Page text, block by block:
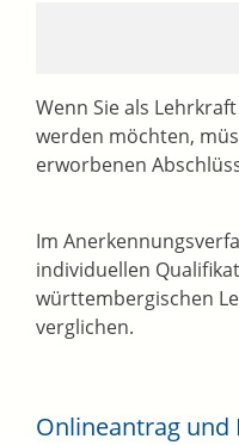
Wenn Sie als
werden möchten,
erworbenen
Im
individuellen
württembergischen
verglichen.
Onlineantrag und